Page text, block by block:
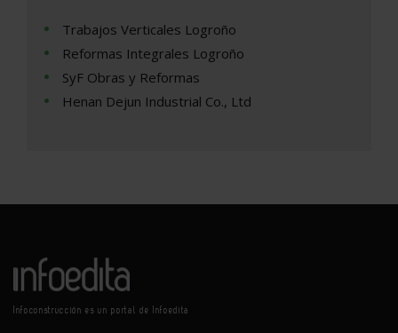
Trabajos Verticales Logroño
Reformas Integrales Logroño
SyF Obras y Reformas
Henan Dejun Industrial Co., Ltd
Infoconstrucción es un portal de Infoedita